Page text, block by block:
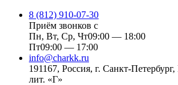
8 (812) 910-07-30
Приём звонков с
Пн, Вт, Ср, Чт09:00 — 18:00
Пт09:00 — 17:00
info@charkk.ru
191167, Россия, г. Санкт-Петербург,
лит. «Г»